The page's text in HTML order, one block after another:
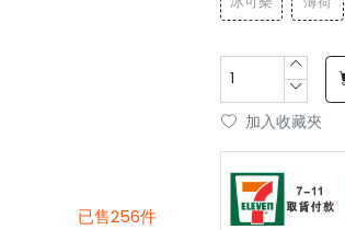
已售256件
加入收藏夾